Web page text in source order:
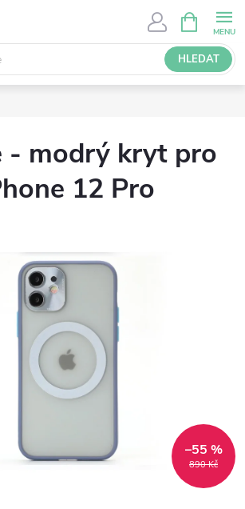
HLEDAT
NÁKUPNÍ
KOŠÍK
- modrý kryt pro
12 Pro
890 Kč
–55 %